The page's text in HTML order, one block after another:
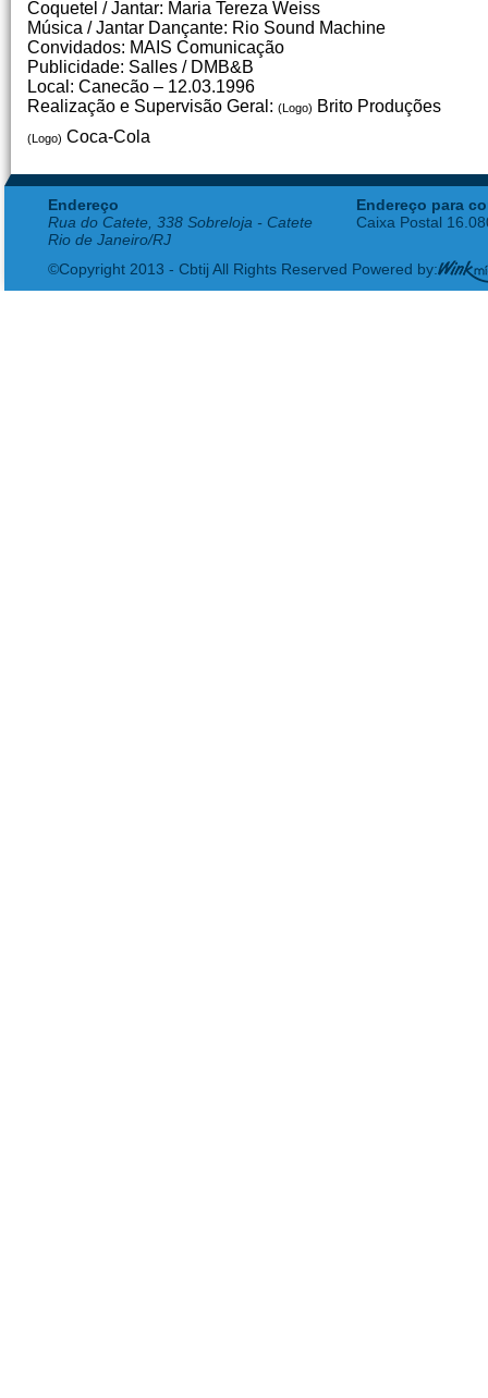
Coquetel / Jantar: Maria Tereza Weiss
Música / Jantar Dançante: Rio Sound Machine
Convidados: MAIS Comunicação
Publicidade: Salles / DMB&B
Local: Canecão – 12.03.1996
Realização e Supervisão Geral: (Logo) Brito Produções
(Logo) Coca-Cola
Endereço
Rua do Catete, 338 Sobreloja - Catete
Rio de Janeiro/RJ
Endereço para
Caixa Postal
©Copyright 2013 - Cbtij All Rights Reserved Powered by: